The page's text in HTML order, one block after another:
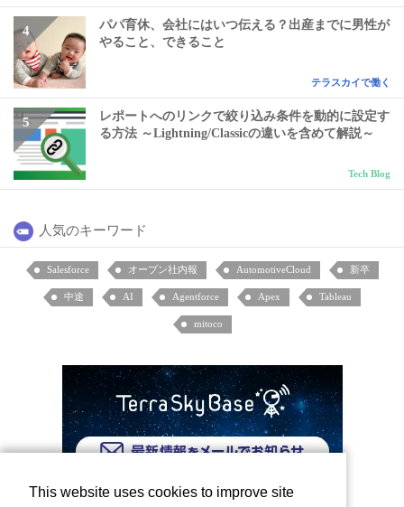
パパ育休、会社にはいつ伝える？出産までに男性が
やること、できること
テラスカイで働く
レポートへのリンクで絞り込み条件を動的に設定す
る方法 ～Lightning/Classicの違いを含めて解説～
Tech Blog
人気のキーワード
Salesforce オープン社内報 AutomotiveCloud 新卒
中途 AI Agentforce Apex Tableau
mitoco
This website uses cookies to improve site